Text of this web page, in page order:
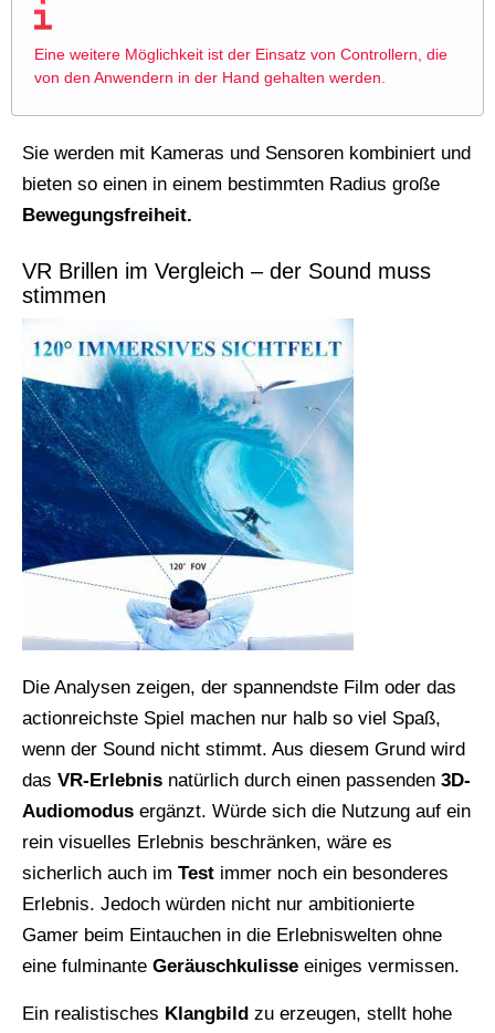
Eine weitere Möglichkeit ist der Einsatz von Controllern, die
von den Anwendern in der Hand gehalten werden.
Sie werden mit Kameras und Sensoren kombiniert und
bieten so einen in einem bestimmten Radius große
Bewegungsfreiheit.
VR Brillen im Vergleich – der Sound muss
stimmen
Die Analysen zeigen, der spannendste Film oder das
actionreichste Spiel machen nur halb so viel Spaß,
wenn der Sound nicht stimmt. Aus diesem Grund wird
das VR-Erlebnis natürlich durch einen passenden 3D-
Audiomodus ergänzt. Würde sich die Nutzung auf ein
rein visuelles Erlebnis beschränken, wäre es
sicherlich auch im Test immer noch ein besonderes
Erlebnis. Jedoch würden nicht nur ambitionierte
Gamer beim Eintauchen in die Erlebniswelten ohne
eine fulminante Geräuschkulisse einiges vermissen.
Ein realistisches Klangbild zu erzeugen, stellt hohe